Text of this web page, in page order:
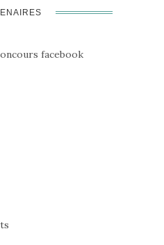
facebook